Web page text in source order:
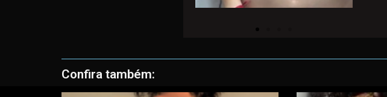
Confira também: